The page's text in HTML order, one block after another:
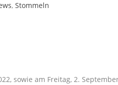
, Stommeln
sowie am Freitag, 2.